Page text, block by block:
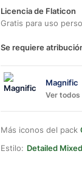
Licencia de Flaticon
Gratis para uso
Se requiere
Magnific
Ver
Más iconos del pack
Estilo: Detailed